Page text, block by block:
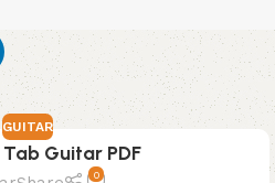
GUITAR
Guitar PDF
0